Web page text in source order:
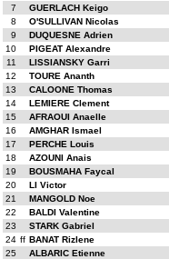
7
GUERLACH Keigo
8
O'SULLIVAN Nicolas
9
DUQUESNE Adrien
10
PIGEAT Alexandre
11
LISSIANSKY Garri
12
TOURE Ananth
13
CALOONE Thomas
14
LEMIERE Clement
15
AFRAOUI Anaelle
16
AMGHAR Ismael
17
PERCHE Louis
18
AZOUNI Anais
19
BOUSMAHA Faycal
20
LI Victor
21
MANGOLD Noe
22
BALDI Valentine
23
STARK Gabriel
24 ff BANAT Rizlene
25
ALBARIC Etienne